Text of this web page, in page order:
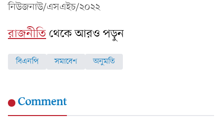
নিউজনাউ/এসএইচ/২০২২
রাজনীতিথেকে আরও পড়ুন
বিএনপি সমাবেশ অনুমতি
Comment